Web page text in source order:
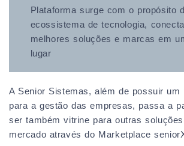
Plataforma surge com o propósito
ecossistema de tecnologia,
melhores soluções e marcas em
lugar
A Senior Sistemas, além de possuir um
para a gestão das empresas, passa a
ser também vitrine para outras
mercado através do Marketplace